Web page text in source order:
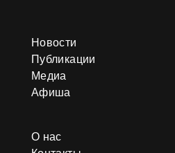
Новости
Публикации
Медиа
Афиша
О нас